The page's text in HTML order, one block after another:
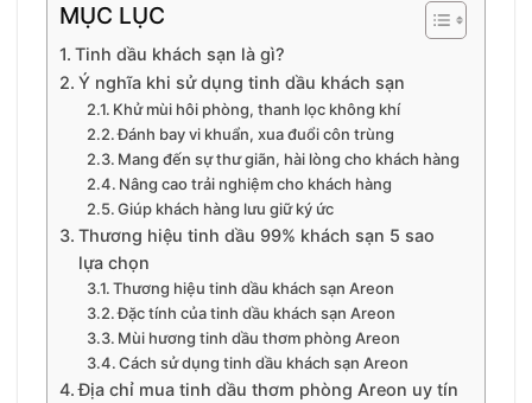
MỤC LỤC
Tinh dầu khách sạn là gì?
Ý nghĩa khi sử dụng tinh dầu khách sạn
Khử mùi hôi phòng, thanh lọc không khí
Đánh bay vi khuẩn, xua đuổi côn trùng
Mang đến sự thư giãn, hài lòng cho khách hàng
Nâng cao trải nghiệm cho khách hàng
Giúp khách hàng lưu giữ ký ức
Thương hiệu tinh dầu 99% khách sạn 5 sao
lựa chọn
Thương hiệu tinh dầu khách sạn Areon
Đặc tính của tinh dầu khách sạn Areon
Mùi hương tinh dầu thơm phòng Areon
Cách sử dụng tinh dầu khách sạn Areon
Địa chỉ mua tinh dầu thơm phòng Areon uy tín